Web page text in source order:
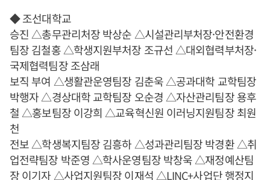
◆ 조선대학교
승진 △총무관리처장 박상순 △시설관리부처장·안전환경
팀장 김철홍 △학생지원부처장 조규선 △대외협력부처장·
국제협력팀장 조삼래
보직 부여 △생활관운영팀장 김춘욱 △공과대학 교학팀장
박행자 △경상대학 교학팀장 오순경 △자산관리팀장 용후
철 △홍보팀장 이강희 △교육혁신원 이러닝지원팀장 최원
천
전보 △학생복지팀장 김흥하 △성과관리팀장 박경환 △취
업전략팀장 박준영 △학사운영팀장 박창욱 △재정예산팀
장 이기자 △사업지원팀장 이재석 △LINC+사업단 행정지